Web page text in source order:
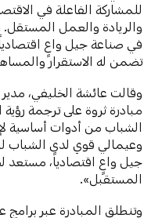
للمشاركة الفاعلة في
والريادة والعمل المستقل.
في صناعة جيل واعٍ
تضمن له الاستقرار
وقالت عائشة الخليفي،
مبادرة ثروة على ترجمة
الشباب من أدوات أساسية
وعيمالي قوي لدى الشباب
جيل واعٍ اقتصادياً،
المستقبل».
وتنطلق المبادرة عبر